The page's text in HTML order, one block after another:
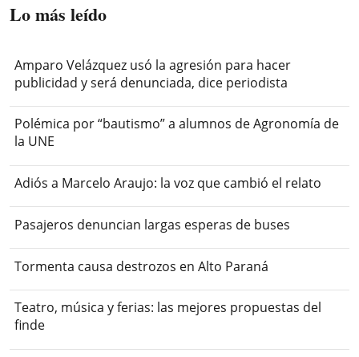
Lo más leído
Amparo Velázquez usó la agresión para hacer
publicidad y será denunciada, dice periodista
Polémica por “bautismo” a alumnos de Agronomía de
la UNE
Adiós a Marcelo Araujo: la voz que cambió el relato
Pasajeros denuncian largas esperas de buses
Tormenta causa destrozos en Alto Paraná
Teatro, música y ferias: las mejores propuestas del
finde